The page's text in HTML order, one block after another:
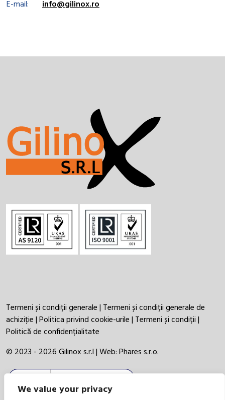
We value your privacy
E-mail:
info@gilinox.ro
Termeni și condiții generale| Termeni și condiții generale de
achiziție|Politica privind cookie-urile| Termeni și condiții|
Politică de confidențialitate
© 2023 - 2026 Gilinox s.r.l | Web:Phares s.r.o.